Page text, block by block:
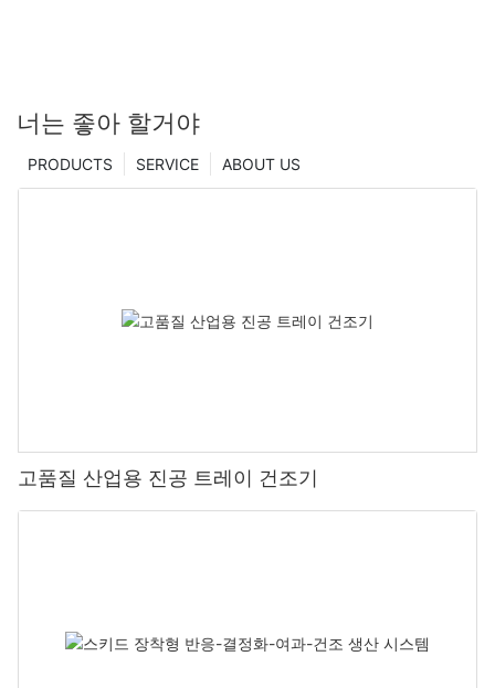
너는 좋아 할거야
ABOUT US
SERVICE
PRODUCTS
고품질 산업용 진공 트레이 건조기